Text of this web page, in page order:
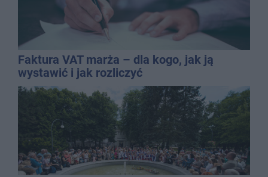
Faktura VAT marża – dla kogo, jak ją
wystawić i jak rozliczyć